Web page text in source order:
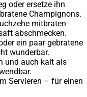
oder ersetze ihn
Champignons.
mitbraten
abschmecken.
ein paar gebratene
wunderbar.
und auch kalt als
Servieren – für einen